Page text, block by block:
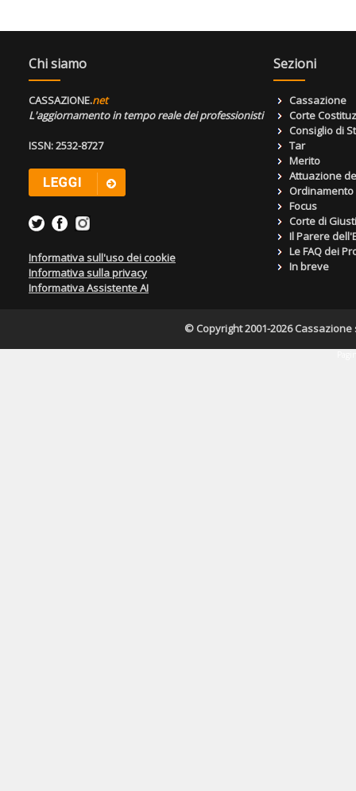
Chi siamo
CASSAZIONE.net
L'aggiornamento in tempo reale dei professionisti
ISSN: 2532-8727
Informativa sull'uso dei cookie
Informativa sulla privacy
Informativa Assistente AI
Sezioni
Cassazione
Corte
Consiglio di
Tar
Merito
Attuazione
Focus
Corte di
Il Parere
Le FAQ dei
In breve
© Copyright 2001-2026 Cassazione